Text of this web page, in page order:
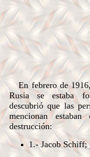
En febrero de 1916,
Rusia se estaba
descubrió que las
mencionan
destrucción:
1.- Jacob